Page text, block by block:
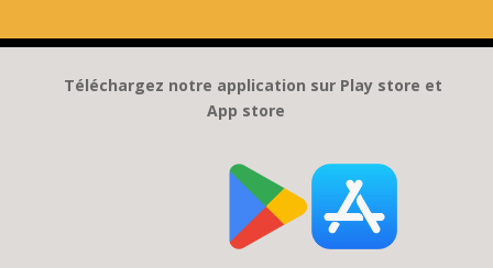
Téléchargez notre application sur Play store et
App store